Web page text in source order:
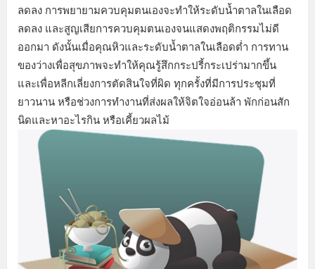
ลดลง การพยายามควบคุมตนเองจะทำให้ระดับน้ำตาลในเลือด
ลดลง และสูญเสียการควบคุมตนเองจนแสดงพฤติกรรมไม่ดี
ออกมา ดังนั้นเมื่อคุณหิวและระดับน้ำตาลในเลือดต่ำ การทาน
ของว่างเพื่อสุขภาพจะทำให้คุณรู้สึกกระปรี้กระเปร่ามากขึ้น
และเพื่อหลีกเลี่ยงการตัดสินใจที่ผิด ทุกครั้งที่มีการประชุมที่
ยาวนาน หรือช่วงการทำงานที่ส่งผลให้จิตใจอ่อนล้า พักก่อนสัก
นิดและหาอะไรกิน หรือเคี้ยวผลไม้